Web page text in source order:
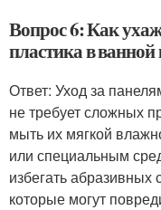
Вопрос 6: Как
пластика в ванной
Ответ: Уход за
не требует сложных
мыть их мягкой
или специальным
избегать абразивных
которые могут